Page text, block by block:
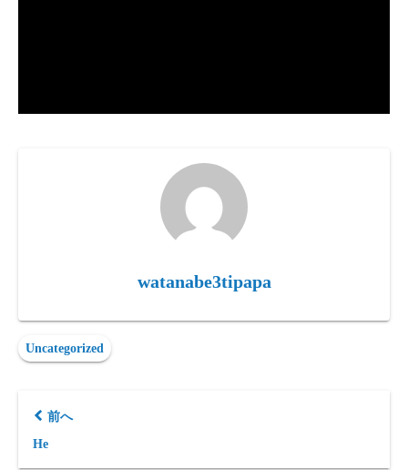
watanabe3tipapa
Uncategorized
前へ
He